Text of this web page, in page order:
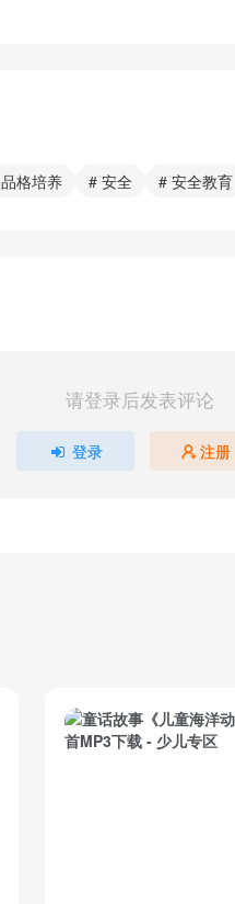
）
熊）
）
）
王子（小云熊）
小云熊）
云熊）
云熊）
小云熊）
整音频
格培养 # 安全 # 安全教育
请登录后发表评论
登录 注册